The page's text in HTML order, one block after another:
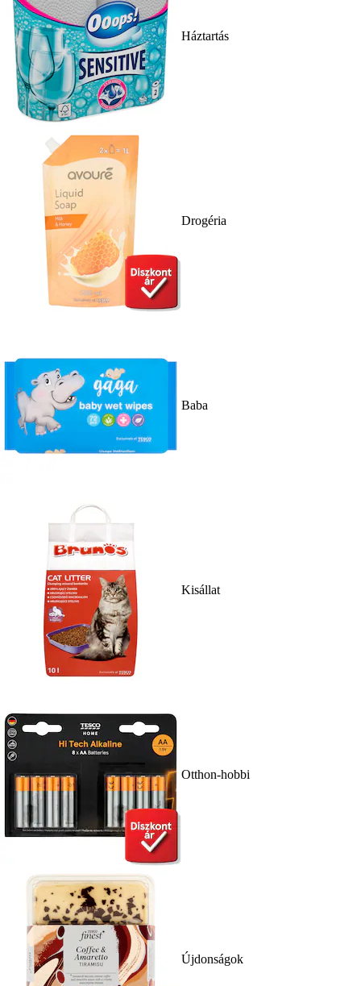
Háztartás
Drogéria
Baba
Kisállat
Otthon-hobbi
Újdonságok